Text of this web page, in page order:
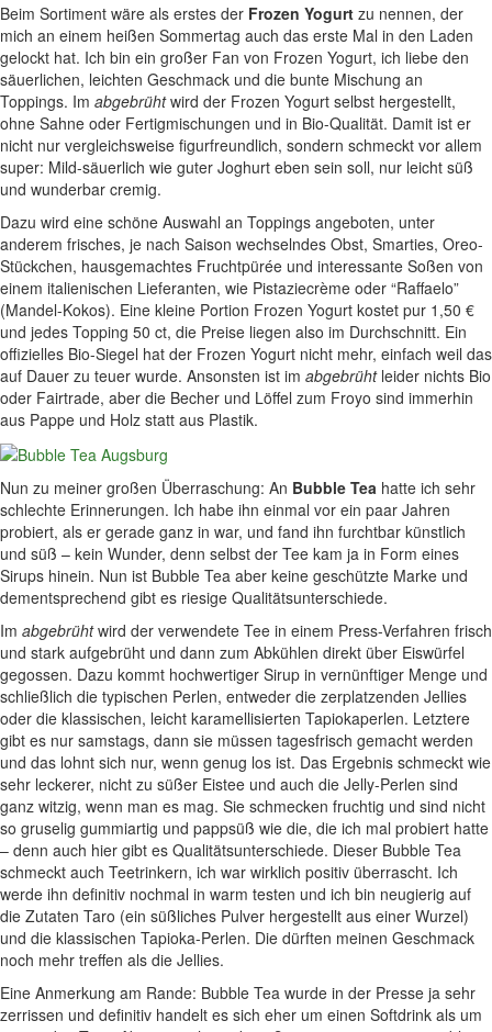
Beim Sortiment wäre als erstes der Frozen Yogurt zu nennen, der
mich an einem heißen Sommertag auch das erste Mal in den Laden
gelockt hat. Ich bin ein großer Fan von Frozen Yogurt, ich liebe den
säuerlichen, leichten Geschmack und die bunte Mischung an
Toppings. Im abgebrühtwird der Frozen Yogurt selbst hergestellt,
ohne Sahne oder Fertigmischungen und in Bio-Qualität. Damit ist er
nicht nur vergleichsweise figurfreundlich, sondern schmeckt vor allem
super: Mild-säuerlich wie guter Joghurt eben sein soll, nur leicht süß
und wunderbar cremig.
Dazu wird eine schöne Auswahl an Toppings angeboten, unter
anderem frisches, je nach Saison wechselndes Obst, Smarties, Oreo-
Stückchen, hausgemachtes Fruchtpürée und interessante Soßen von
einem italienischen Lieferanten, wie Pistaziecrème oder “Raffaelo”
(Mandel-Kokos). Eine kleine Portion Frozen Yogurt kostet pur 1,50 €
und jedes Topping 50 ct, die Preise liegen also im Durchschnitt. Ein
offizielles Bio-Siegel hat der Frozen Yogurt nicht mehr, einfach weil das
auf Dauer zu teuer wurde. Ansonsten ist im abgebrühtleider nichts Bio
oder Fairtrade, aber die Becher und Löffel zum Froyo sind immerhin
aus Pappe und Holz statt aus Plastik.
Nun zu meiner großen Überraschung: An Bubble Tea hatte ich sehr
schlechte Erinnerungen. Ich habe ihn einmal vor ein paar Jahren
probiert, als er gerade ganz in war, und fand ihn furchtbar künstlich
und süß – kein Wunder, denn selbst der Tee kam ja in Form eines
Sirups hinein. Nun ist Bubble Tea aber keine geschützte Marke und
dementsprechend gibt es riesige Qualitätsunterschiede.
Im abgebrühtwird der verwendete Tee in einem Press-Verfahren frisch
und stark aufgebrüht und dann zum Abkühlen direkt über Eiswürfel
gegossen. Dazu kommt hochwertiger Sirup in vernünftiger Menge und
schließlich die typischen Perlen, entweder die zerplatzenden Jellies
oder die klassischen, leicht karamellisierten Tapiokaperlen. Letztere
gibt es nur samstags, dann sie müssen tagesfrisch gemacht werden
und das lohnt sich nur, wenn genug los ist. Das Ergebnis schmeckt wie
sehr leckerer, nicht zu süßer Eistee und auch die Jelly-Perlen sind
ganz witzig, wenn man es mag. Sie schmecken fruchtig und sind nicht
so gruselig gummiartig und pappsüß wie die, die ich mal probiert hatte
– denn auch hier gibt es Qualitätsunterschiede. Dieser Bubble Tea
schmeckt auch Teetrinkern, ich war wirklich positiv überrascht. Ich
werde ihn definitiv nochmal in warm testen und ich bin neugierig auf
die Zutaten Taro (ein süßliches Pulver hergestellt aus einer Wurzel)
und die klassischen Tapioka-Perlen. Die dürften meinen Geschmack
noch mehr treffen als die Jellies.
Eine Anmerkung am Rande: Bubble Tea wurde in der Presse ja sehr
zerrissen und definitiv handelt es sich eher um einen Softdrink als um